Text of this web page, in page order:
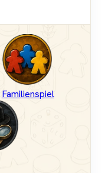
Familienspiel